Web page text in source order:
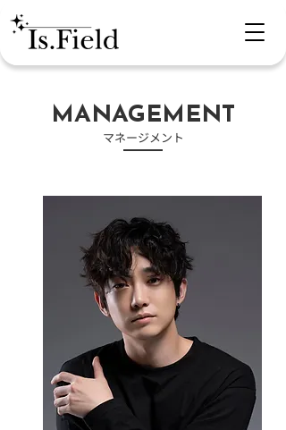
​MANAGEMENT
​マネージメント